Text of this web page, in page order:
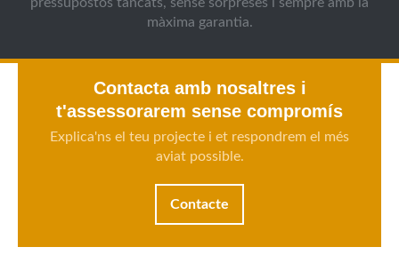
màxima garantia.
Contacta amb nosaltres i
t'assessorarem sense compromís
Explica'ns el teu projecte i et respondrem el més
aviat possible.
Contacte